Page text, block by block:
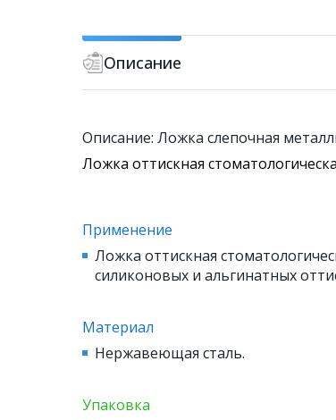
Описание
Описание: Ложка слепочная
Ложка оттискная
Применение
Ложка оттискная
силиконовых и альгинатных
Материал
Нержавеющая сталь.
Упаковка